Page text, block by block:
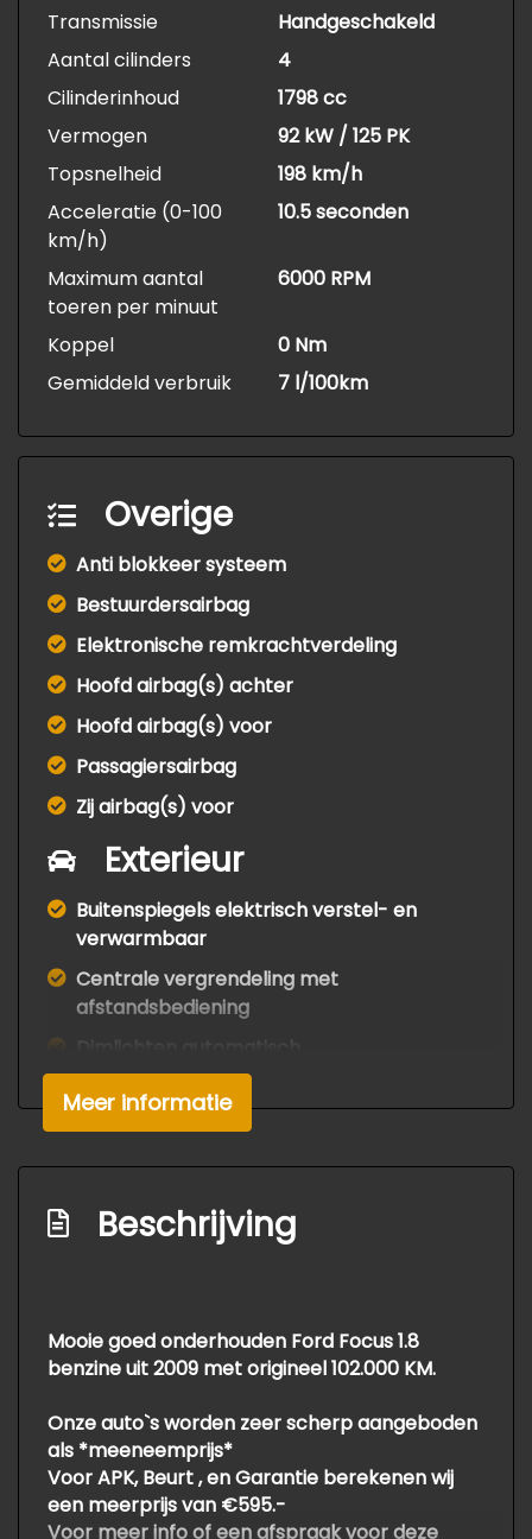
Transmissie
Handgeschakeld
Aantal cilinders
4
Cilinderinhoud
1798 cc
Vermogen
92 kW / 125 PK
Topsnelheid
198 km/h
Acceleratie (0-100
km/h)
10.5 seconden
Maximum aantal
toeren per minuut
6000 RPM
Koppel
0 Nm
Gemiddeld verbruik
7 l/100km
Overige
Anti blokkeer systeem
Bestuurdersairbag
Elektronische remkrachtverdeling
Hoofd airbag(s) achter
Hoofd airbag(s) voor
Passagiersairbag
Zij airbag(s) voor
Exterieur
Buitenspiegels elektrisch verstel- en
verwarmbaar
Centrale vergrendeling met
afstandsbediening
Lichtmetalen velgen 16"
Mistlampen voor
Verwarmde voorruit
Interieur
Lederen versnellingspook
Stuur leder
Meer informatie
Beschrijving
Mooie goed onderhouden Ford Focus 1.8
benzine uit 2009 met origineel 102.000 KM.
Onze auto`s worden zeer scherp aangeboden
als *meeneemprijs*
Voor APK, Beurt , en Garantie berekenen wij
een meerprijs van €595.-
Voor meer info of een afspraak voor deze